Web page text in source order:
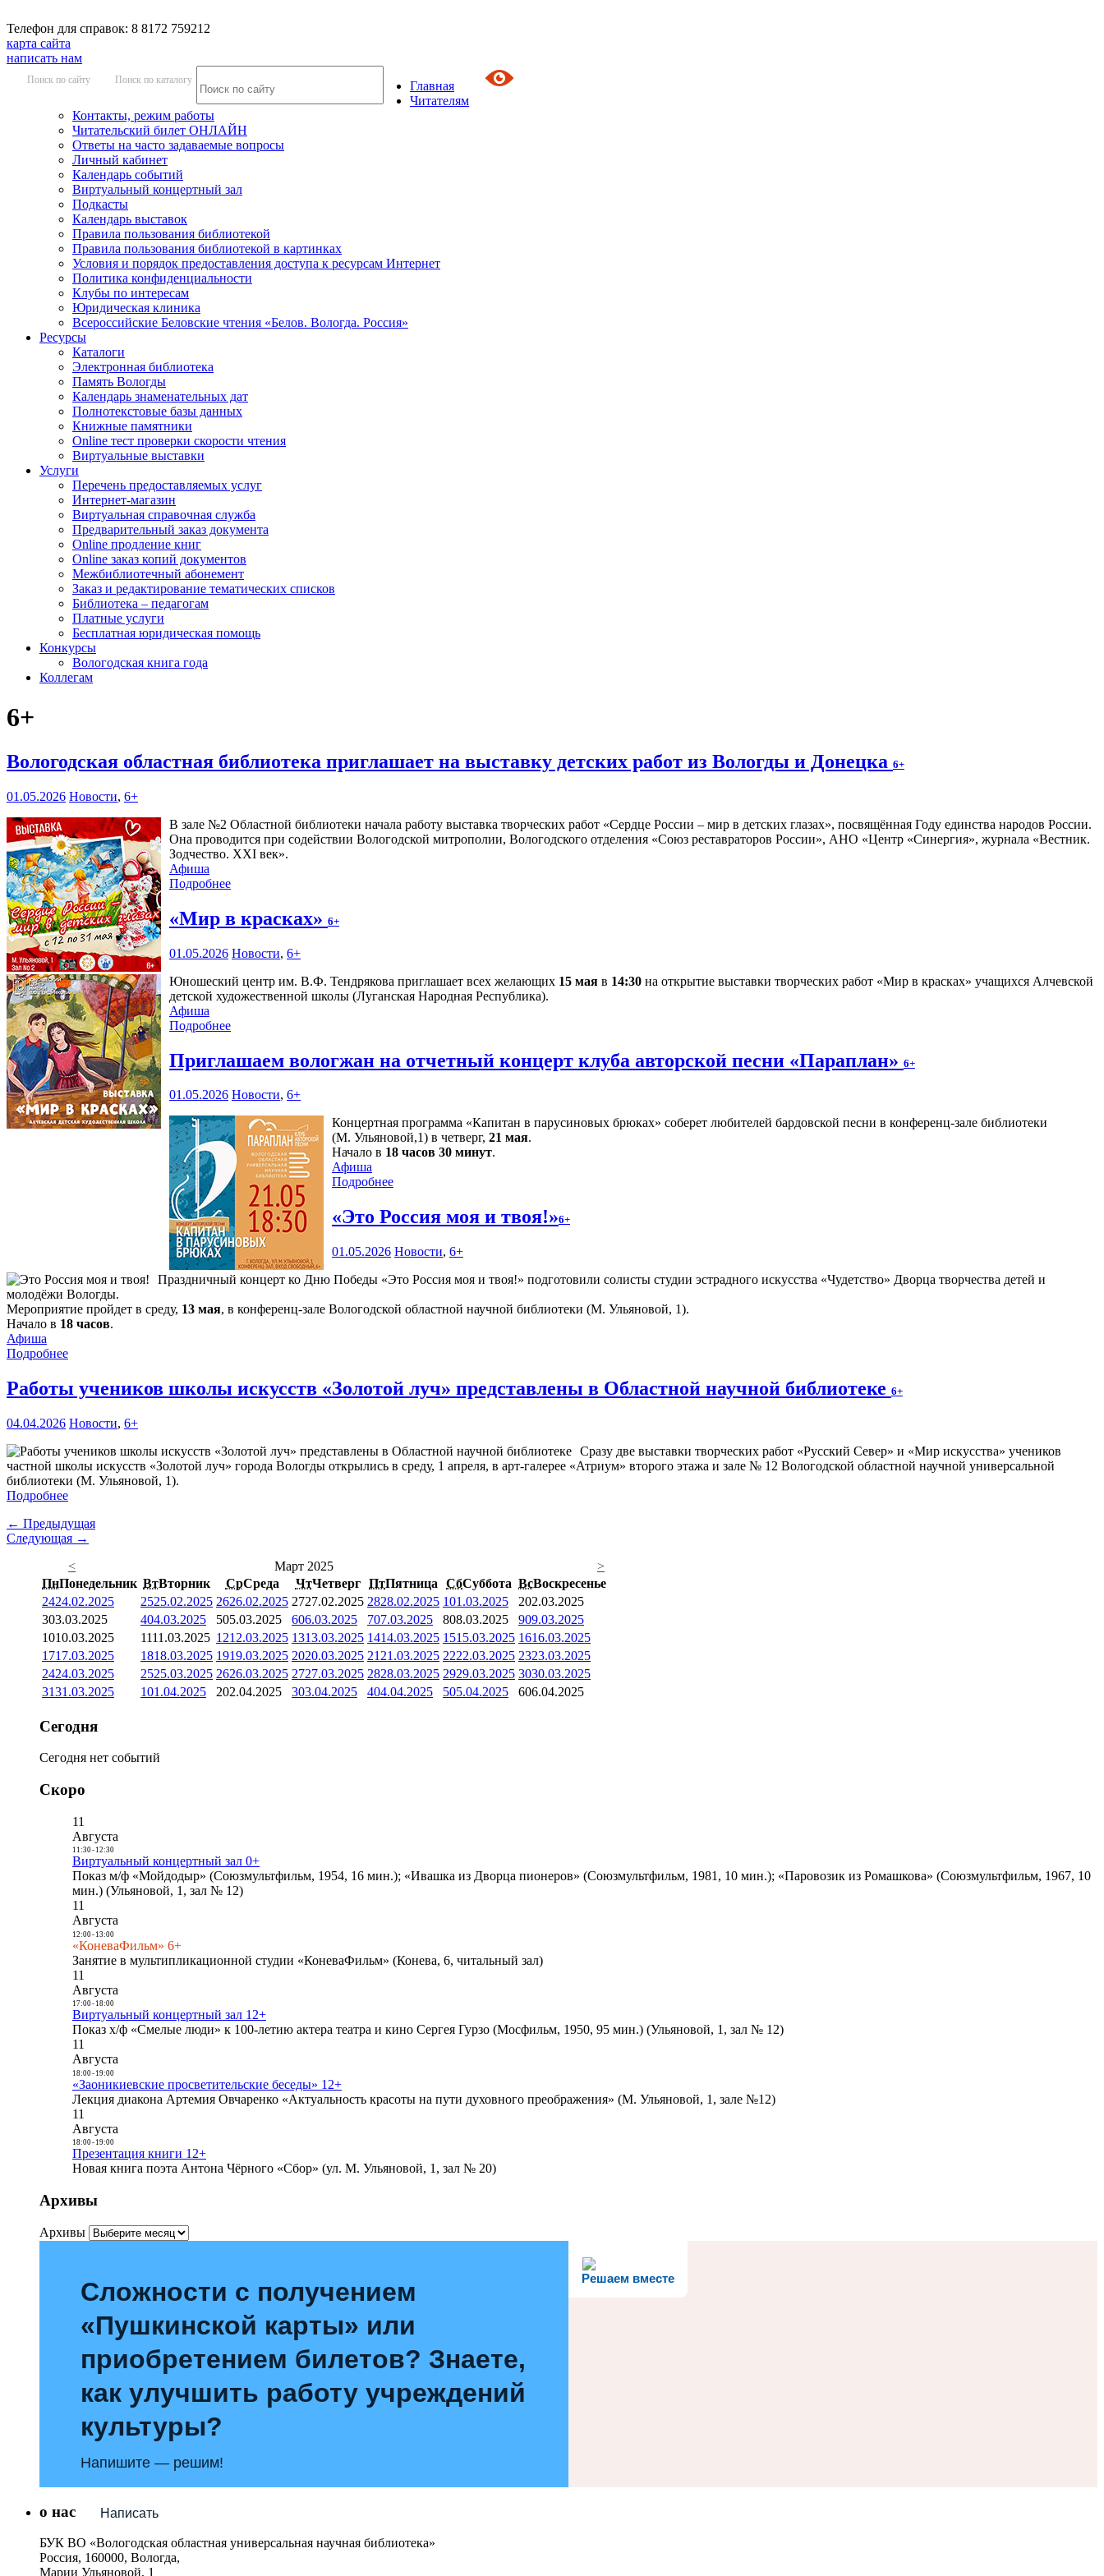
Телефон для справок: 8 8172 759212
карта сайта
написать нам
Поиск по сайту Поиск по каталогу
Главная
Читателям
Контакты, режим работы
Читательский билет ОНЛАЙН
Ответы на часто задаваемые вопросы
Личный кабинет
Календарь событий
Виртуальный концертный зал
Подкасты
Календарь выставок
Правила пользования библиотекой
Правила пользования библиотекой в картинках
Условия и порядок предоставления доступа к ресурсам Интернет
Политика конфиденциальности
Клубы по интересам
Юридическая клиника
Всероссийские Беловские чтения «Белов. Вологда. Россия»
Ресурсы
Каталоги
Электронная библиотека
Память Вологды
Календарь знаменательных дат
Полнотекстовые базы данных
Книжные памятники
Online тест проверки скорости чтения
Виртуальные выставки
Услуги
Перечень предоставляемых услуг
Интернет-магазин
Виртуальная справочная служба
Предварительный заказ документа
Online продление книг
Online заказ копий документов
Межбиблиотечный абонемент
Заказ и редактирование тематических списков
Библиотека – педагогам
Платные услуги
Бесплатная юридическая помощь
Конкурсы
Вологодская книга года
Коллегам
6+
Вологодская областная библиотека приглашает на выставку детских работ из Вологды и Донецка 6+
01.05.2026 Новости, 6+
В зале №2 Областной библиотеки начала работу выставка творческих работ «Сердце России – мир в детских глазах», посвящённая Году единства народов России.
Она проводится при содействии Вологодской митрополии, Вологодского отделения «Союз реставраторов России», АНО «Центр «Синергия», журнала «Вестник.
Зодчество. XXI век».
Афиша
Подробнее
«Мир в красках» 6+
01.05.2026 Новости, 6+
Юношеский центр им. В.Ф. Тендрякова приглашает всех желающих 15 мая в 14:30 на открытие выставки творческих работ «Мир в красках» учащихся Алчевской
детской художественной школы (Луганская Народная Республика).
Афиша
Подробнее
Приглашаем вологжан на отчетный концерт клуба авторской песни «Параплан» 6+
01.05.2026 Новости, 6+
Концертная программа «Капитан в парусиновых брюках» соберет любителей бардовской песни в конференц-зале библиотеки
(М. Ульяновой,1) в четверг, 21 мая.
Начало в 18 часов 30 минут.
Афиша
Подробнее
«Это Россия моя и твоя!»6+
01.05.2026 Новости, 6+
Праздничный концерт ко Дню Победы «Это Россия моя и твоя!» подготовили солисты студии эстрадного искусства «Чудетство» Дворца творчества детей и
молодёжи Вологды.
Мероприятие пройдет в среду, 13 мая, в конференц-зале Вологодской областной научной библиотеки (М. Ульяновой, 1).
Начало в 18 часов.
Афиша
Подробнее
Работы учеников школы искусств «Золотой луч» представлены в Областной научной библиотеке 6+
04.04.2026 Новости, 6+
Сразу две выставки творческих работ «Русский Север» и «Мир искусства» учеников
частной школы искусств «Золотой луч» города Вологды открылись в среду, 1 апреля, в арт-галерее «Атриум» второго этажа и зале № 12 Вологодской областной научной универсальной
библиотеки (М. Ульяновой, 1).
Подробнее
← Предыдущая
Следующая →
<
Март 2025
>
ПнПонедельник ВтВторник СрСреда ЧтЧетверг ПтПятница СбСуббота ВсВоскресенье
2424.02.2025 2525.02.2025 2626.02.2025 2727.02.2025 2828.02.2025 101.03.2025 202.03.2025
303.03.2025 404.03.2025 505.03.2025 606.03.2025 707.03.2025 808.03.2025 909.03.2025
1010.03.2025 1111.03.2025 1212.03.2025 1313.03.2025 1414.03.2025 1515.03.2025 1616.03.2025
1717.03.2025 1818.03.2025 1919.03.2025 2020.03.2025 21 21.03.2025 2222.03.2025 2323.03.2025
2424.03.2025 2525.03.2025 2626.03.2025 2727.03.2025 2828.03.2025 2929.03.2025 3030.03.2025
3131.03.2025 101.04.2025 202.04.2025 303.04.2025 404.04.2025 505.04.2025 606.04.2025
Сегодня
Сегодня нет событий
Скоро
11
Августа
11:30- 12:30
Виртуальный концертный зал 0+
Показ м/ф «Мойдодыр» (Союзмультфильм, 1954, 16 мин.); «Ивашка из Дворца пионеров» (Союзмультфильм, 1981, 10 мин.); «Паровозик из Ромашкова» (Союзмультфильм, 1967, 10
мин.) (Ульяновой, 1, зал № 12)
11
Августа
12:00- 13:00
«КоневаФильм» 6+
Занятие в мультипликационной студии «КоневаФильм» (Конева, 6, читальный зал)
11
Августа
17:00- 18:00
Виртуальный концертный зал 12+
Показ х/ф «Смелые люди» к 100-летию актера театра и кино Сергея Гурзо (Мосфильм, 1950, 95 мин.) (Ульяновой, 1, зал № 12)
11
Августа
18:00- 19:00
«Заоникиевские просветительские беседы» 12+
Лекция диакона Артемия Овчаренко «Актуальность красоты на пути духовного преображения» (М. Ульяновой, 1, зале №12)
11
Августа
18:00- 19:00
Презентация книги 12+
Новая книга поэта Антона Чёрного «Сбор» (ул. М. Ульяновой, 1, зал № 20)
Архивы
Архивы
Решаем вместе
Сложности с получением
«Пушкинской карты» или
приобретением билетов? Знаете,
как улучшить работу учреждений
культуры?
Напишите — решим!
Написать
о нас
БУК ВО «Вологодская областная универсальная научная библиотека»
Россия, 160000, Вологда,
Марии Ульяновой, 1